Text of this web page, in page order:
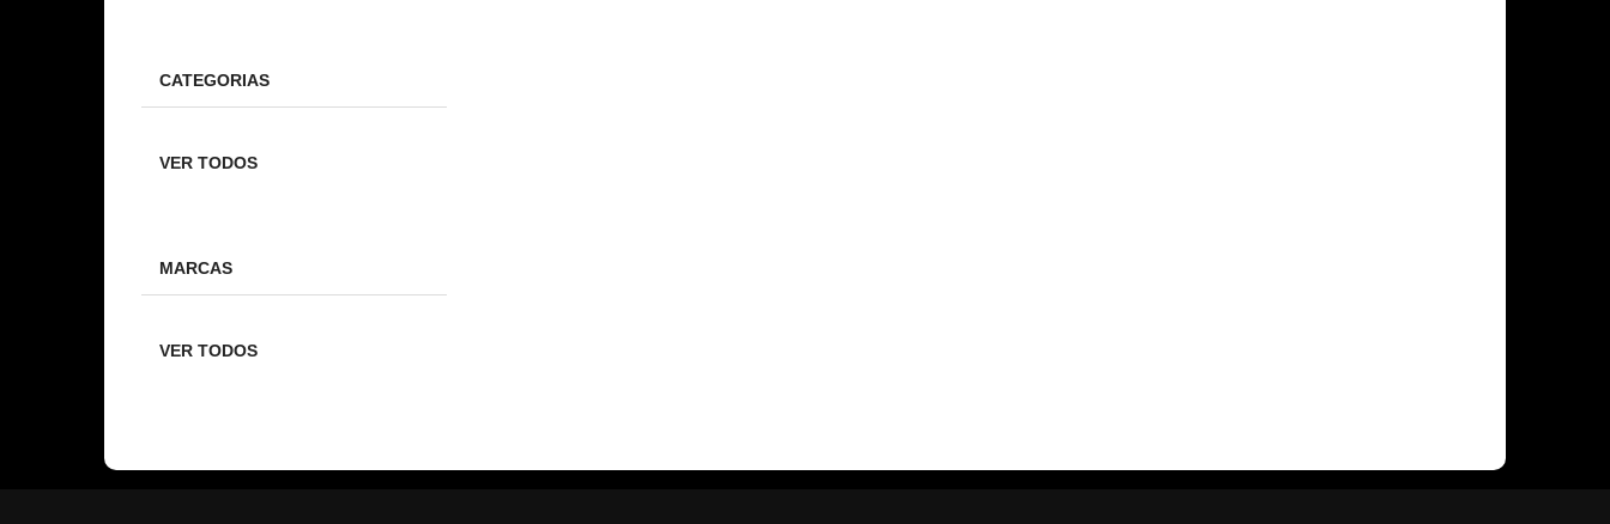
CATEGORIAS
VER TODOS
MARCAS
VER TODOS